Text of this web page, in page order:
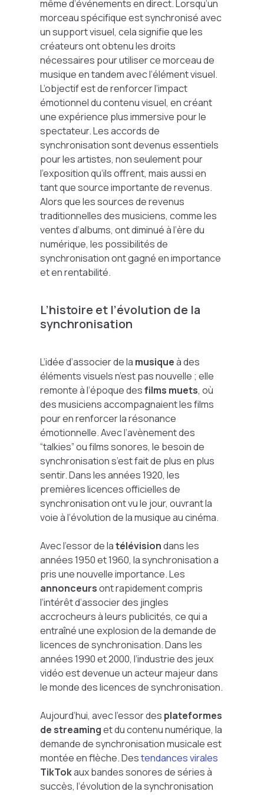
même d’événements en direct. Lorsqu’un
morceau spécifique est synchronisé avec
un support visuel, cela signifie que les
créateurs ont obtenu les droits
nécessaires pour utiliser ce morceau de
musique en tandem avec l’élément visuel.
L’objectif est de renforcer l’impact
émotionnel du contenu visuel, en créant
une expérience plus immersive pour le
spectateur. Les accords de
synchronisation sont devenus essentiels
pour les artistes, non seulement pour
l’exposition qu’ils offrent, mais aussi en
tant que source importante de revenus.
Alors que les sources de revenus
traditionnelles des musiciens, comme les
ventes d’albums, ont diminué à l’ère du
numérique, les possibilités de
synchronisation ont gagné en importance
et en rentabilité.
L’histoire et l’évolution de la
synchronisation
L’idée d’associer de la musiqueà des
éléments visuels n’est pas nouvelle ; elle
remonte à l’époque desfilms muets, où
des musiciens accompagnaient les films
pour en renforcer la résonance
émotionnelle. Avec l’avènement des
“talkies” ou films sonores, le besoin de
synchronisation s’est fait de plus en plus
sentir. Dans les années 1920, les
premières licences officielles de
synchronisation ont vu le jour, ouvrant la
voie à l’évolution de la musique au cinéma.
Avec l’essor de latélévisiondans les
années 1950 et 1960, la synchronisation a
pris une nouvelle importance. Les
annonceursont rapidement compris
l’intérêt d’associer des jingles
accrocheurs à leurs publicités, ce qui a
entraîné une explosion de la demande de
licences de synchronisation. Dans les
années 1990 et 2000, l’industrie des jeux
vidéo est devenue un acteur majeur dans
le monde des licences de synchronisation.
Aujourd’hui, avec l’essor des plateformes
de streaminget du contenu numérique, la
demande de synchronisation musicale est
montée en flèche. Destendances virales
TikTokaux bandes sonores de séries à
succès, l’évolution de la synchronisation